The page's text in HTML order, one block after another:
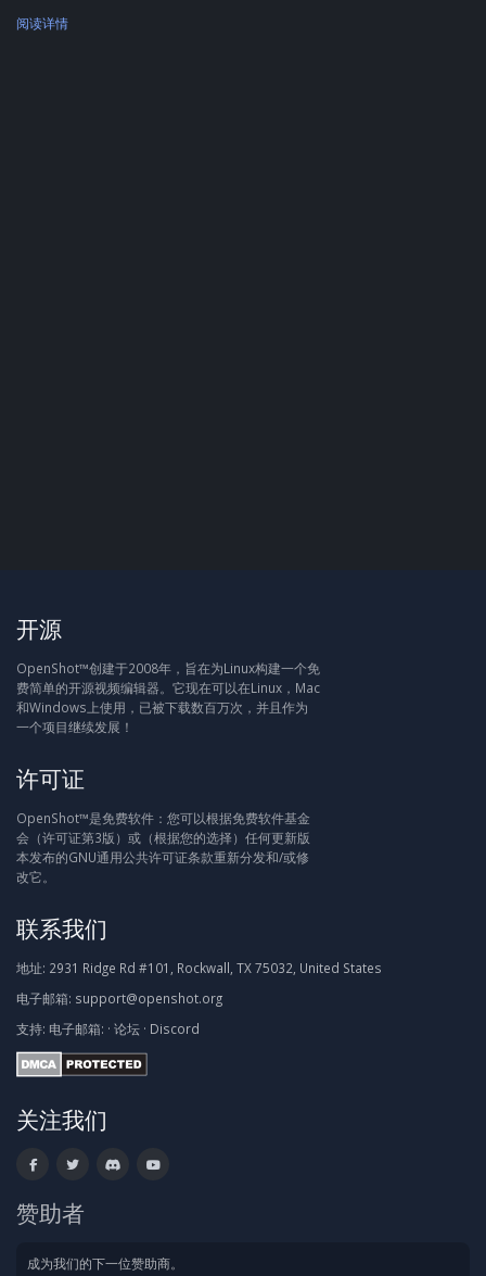
阅读详情
开源
OpenShot™创建于2008年，旨在为Linux构建一个免
费简单的开源视频编辑器。它现在可以在Linux，Mac
和Windows上使用，已被下载数百万次，并且作为
一个项目继续发展！
许可证
OpenShot™是免费软件：您可以根据免费软件基金
会（许可证第3版）或（根据您的选择）任何更新版
本发布的GNU通用公共许可证条款重新分发和/或修
改它。
联系我们
地址: 2931 Ridge Rd #101, Rockwall, TX 75032, United States
电子邮箱: support@openshot.org
支持: 电子邮箱: · 论坛 · Discord
关注我们
赞助者
成为我们的下一位赞助商。